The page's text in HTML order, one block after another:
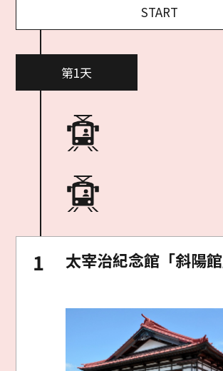
START
第1天
太宰治紀念館「斜陽館